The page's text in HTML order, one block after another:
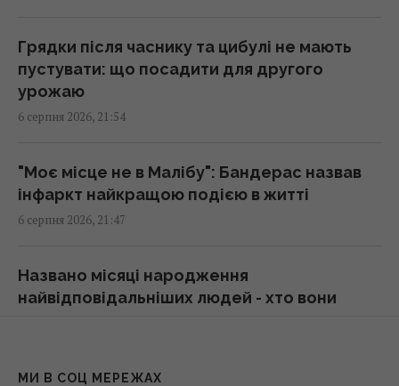
означають
20:45 четвер, 06 серпня 2026
20:18 четвер, 06 серпня 2026
не вірить
20:11 четвер, 06 серпня 2026
Грядки після часнику та цибулі не мають
пустувати: що посадити для другого
урожаю
6 серпня 2026, 21:54
"Моє місце не в Малібу": Бандерас назвав
інфаркт найкращою подією в житті
6 серпня 2026, 21:47
Названо місяці народження
найвідповідальніших людей - хто вони
М'ята збереже аромат та свіжість: як
МИ В СОЦ МЕРЕЖАХ